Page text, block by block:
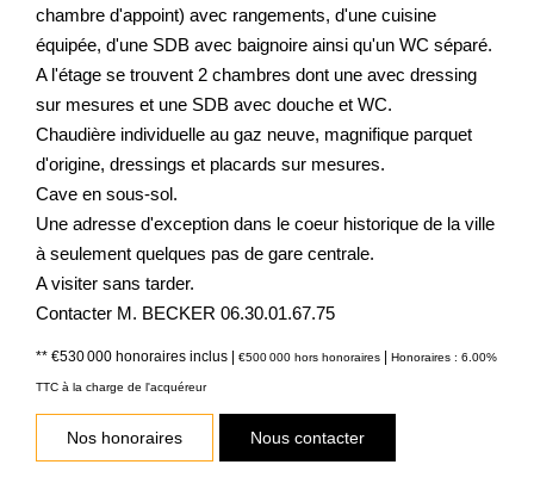
chambre d'appoint) avec rangements, d'une cuisine
équipée, d'une SDB avec baignoire ainsi qu'un WC séparé.
A l'étage se trouvent 2 chambres dont une avec dressing
sur mesures et une SDB avec douche et WC.
Chaudière individuelle au gaz neuve, magnifique parquet
d'origine, dressings et placards sur mesures.
Cave en sous-sol.
Une adresse d'exception dans le coeur historique de la ville
à seulement quelques pas de gare centrale.
A visiter sans tarder.
Contacter M. BECKER 06.30.01.67.75
** €530 000 honoraires inclus | €500 000 hors honoraires | Honoraires : 6.00%
TTC à la charge de l'acquéreur
Nos honoraires Nous contacter